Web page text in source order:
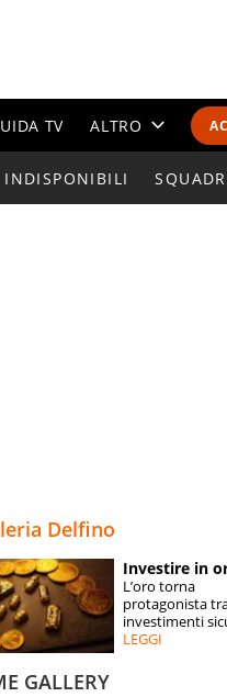
TV ALTRO
CALENDARI E
ESPERTI
CONTATTI
INDISPONIBILI
Delfino
Investire in
L’oro torna
protagonista
investimenti
LEGGI
GALLERY